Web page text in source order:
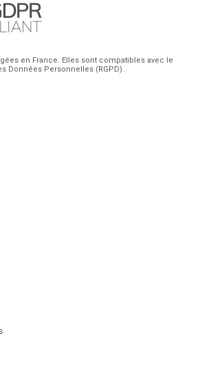
en France. Elles sont compatibles avec le
Données Personnelles (RGPD).